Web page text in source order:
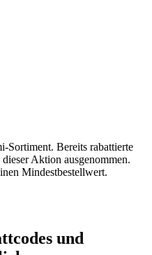
Sortiment. Bereits rabattierte
Aktion ausgenommen.
Mindestbestellwert.
und